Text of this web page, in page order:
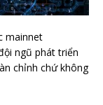
mainnet
ngũ phát triển
chỉnh chứ không